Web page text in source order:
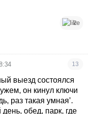
2
13
выезд состоялся
он кинул ключи
раз такая умная’.
обед, парк, где